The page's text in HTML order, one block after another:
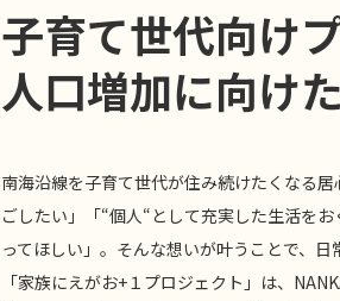
子育て世代向け
人口増加に向け
南海沿線を子育て世代が住み続けたくなる
ごしたい」「“個人“として充実した生活を
ってほしい」。そんな想いが叶うことで、日
「家族にえがお+１プロジェクト」は、